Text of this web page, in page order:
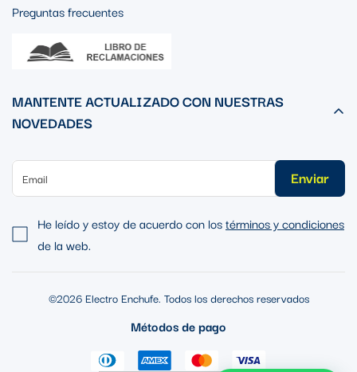
Preguntas frecuentes
MANTENTE ACTUALIZADO CON NUESTRAS
NOVEDADES
Enviar
He leído y estoy de acuerdo con lostérminos y condiciones
de la web.
©2026 Electro Enchufe. Todos los derechos reservados
Métodos de pago